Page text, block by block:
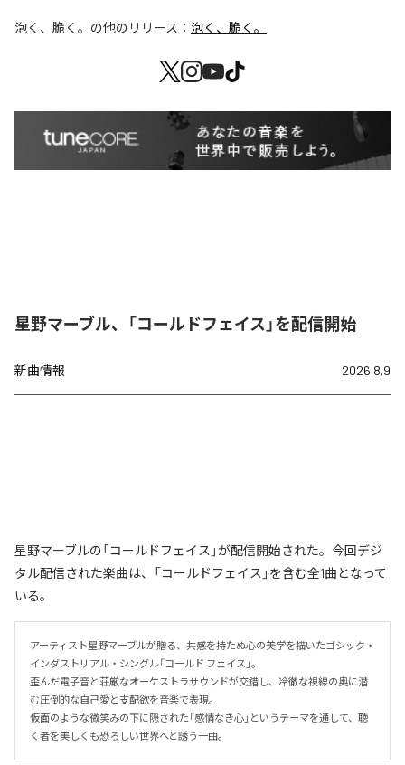
泡く、脆く。 の他のリリース： 泡く、脆く。
星野マーブル、「コールドフェイス」を配信開始
新曲情報 2026.8.9
星野マーブルの「コールドフェイス」が配信開始された。今回デジ
タル配信された楽曲は、「コールドフェイス」を含む全1曲となって
いる。
アーティスト星野マーブルが贈る、共感を持たぬ心の美学を描いたゴシック・
インダストリアル・シングル「コールド フェイス」。
歪んだ電子音と荘厳なオーケストラサウンドが交錯し、冷徹な視線の奥に潜
む圧倒的な自己愛と支配欲を音楽で表現。
仮面のような微笑みの下に隠された「感情なき心」というテーマを通して、聴
く者を美しくも恐ろしい世界へと誘う一曲。